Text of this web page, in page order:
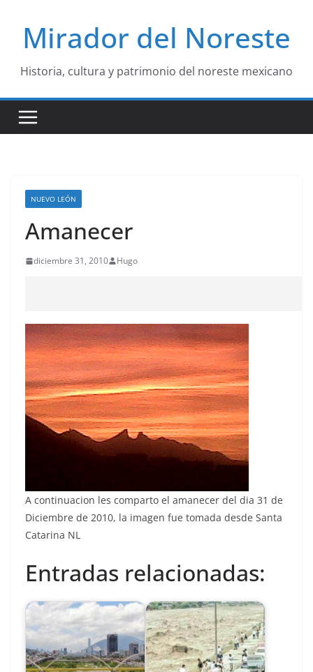
contenido
Mirador del Noreste
Historia, cultura y patrimonio del noreste mexicano
NUEVO LEÓN
Amanecer
diciembre 31, 2010 Hugo
A continuacion les comparto el amanecer del dia 31 de
Diciembre de 2010, la imagen fue tomada desde Santa
Catarina NL
Entradas relacionadas: